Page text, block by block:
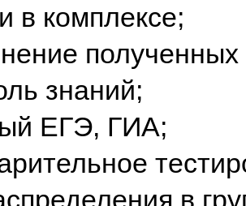
в комплексе;
полученных
знаний;
ЕГЭ, ГИА;
в